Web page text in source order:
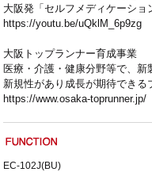
大阪発「セルフメディケーシ
https://youtu.be/uQklM_6p9zg
大阪トップランナー育成事業
医療・介護・健康分野等で、
新規性があり成長が期待でき
https://www.osaka-toprunner.jp/
EC-102J(BU)